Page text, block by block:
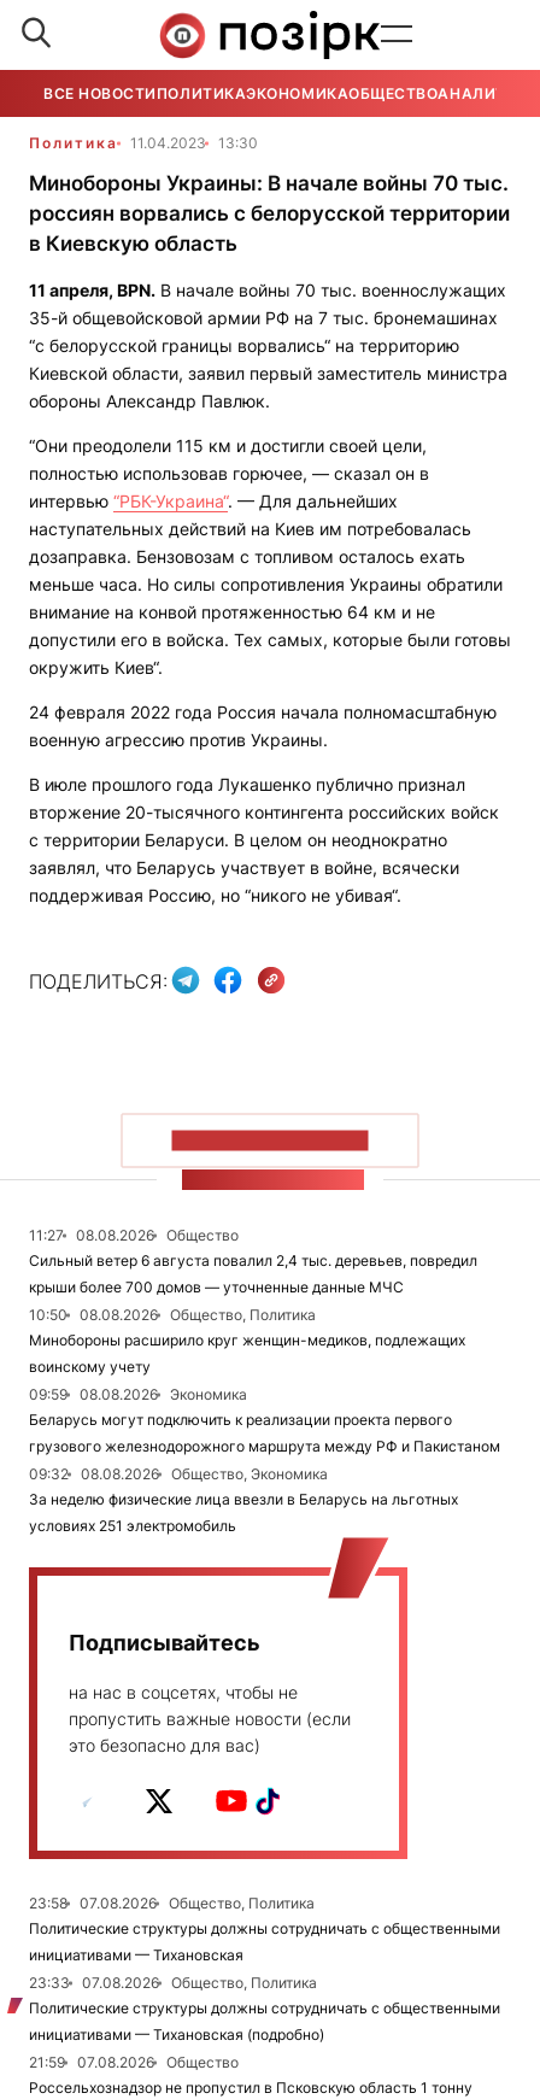
ВСЕ НОВОСТИ ПОЛИТИКАЭКОНОМИКАОБЩЕСТВОАНАЛИТИКА
Политика 11.04.2023 13:30
Минобороны Украины: В начале войны 70 тыс.
россиян ворвались с белорусской территории
в Киевскую область
11 апреля, BPN. В начале войны 70 тыс. военнослужащих
35-й общевойсковой армии РФ на 7 тыс. бронемашинах
“с белорусской границы ворвались“ на территорию
Киевской области, заявил первый заместитель министра
обороны Александр Павлюк.
“Они преодолели 115 км и достигли своей цели,
полностью использовав горючее, — сказал он в
интервью “РБК-Украина“. — Для дальнейших
наступательных действий на Киев им потребовалась
дозаправка. Бензовозам с топливом осталось ехать
меньше часа. Но силы сопротивления Украины обратили
внимание на конвой протяженностью 64 км и не
допустили его в войска. Тех самых, которые были готовы
окружить Киев“.
24 февраля 2022 года Россия начала полномасштабную
военную агрессию против Украины.
В июле прошлого года Лукашенко публично признал
вторжение 20-тысячного контингента российских войск
с территории Беларуси. В целом он неоднократно
заявлял, что Беларусь участвует в войне, всячески
поддерживая Россию, но “никого не убивая“.
ПОДЕЛИТЬСЯ:
11:27 08.08.2026
Общество
Сильный ветер 6 августа повалил 2,4 тыс. деревьев, повредил
крыши более 700 домов — уточненные данные МЧС
10:50
08.08.2026
Общество, Политика
Минобороны расширило круг женщин-медиков, подлежащих
воинскому учету
09:59
08.08.2026
Экономика
Беларусь могут подключить к реализации проекта первого
грузового железнодорожного маршрута между РФ и Пакистаном
09:32
08.08.2026
Общество, Экономика
За неделю физические лица ввезли в Беларусь на льготных
условиях 251 электромобиль
Подписывайтесь
на нас в соцсетях, чтобы не
пропустить важные новости (если
это безопасно для вас)
23:58 07.08.2026
Общество, Политика
Политические структуры должны сотрудничать с общественными
инициативами — Тихановская
23:33
07.08.2026
Общество, Политика
Политические структуры должны сотрудничать с общественными
инициативами — Тихановская (подробно)
21:59
07.08.2026
Общество
Россельхознадзор не пропустил в Псковскую область 1 тонну